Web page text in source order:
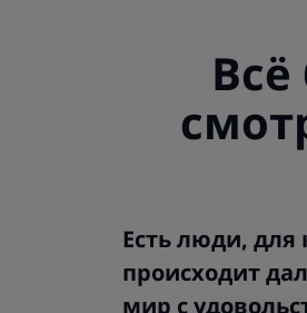
Есть люди, для
происходит
мир с